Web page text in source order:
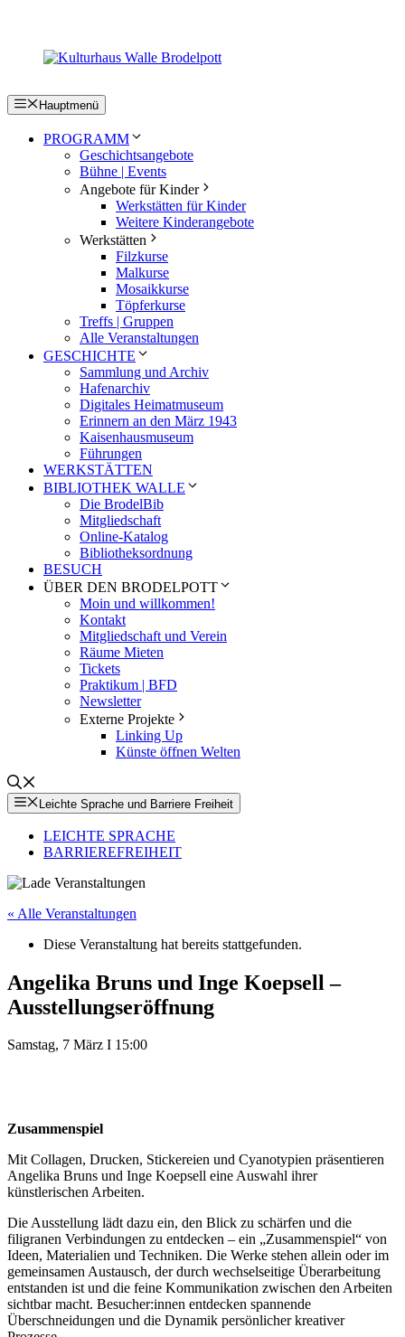
springen
Hauptmenü
PROGRAMM
Geschichtsangebote
Bühne | Events
Angebote für Kinder
Werkstätten für Kinder
Weitere Kinderangebote
Werkstätten
Filzkurse
Malkurse
Mosaikkurse
Töpferkurse
Treffs | Gruppen
Alle Veranstaltungen
GESCHICHTE
Sammlung und Archiv
Hafenarchiv
Digitales Heimatmuseum
Erinnern an den März 1943
Kaisenhausmuseum
Führungen
WERKSTÄTTEN
BIBLIOTHEK WALLE
Die BrodelBib
Mitgliedschaft
Online-Katalog
Bibliotheksordnung
BESUCH
ÜBER DEN BRODELPOTT
Moin und willkommen!
Kontakt
Mitgliedschaft und Verein
Räume Mieten
Tickets
Praktikum | BFD
Newsletter
Externe Projekte
Linking Up
Künste öffnen Welten
Leichte Sprache und Barriere Freiheit
LEICHTE SPRACHE
BARRIEREFREIHEIT
« Alle Veranstaltungen
Diese Veranstaltung hat bereits stattgefunden.
Angelika Bruns und Inge Koepsell –
Ausstellungseröffnung
Samstag, 7 März I 15:00
Zusammenspiel
Mit Collagen, Drucken, Stickereien und Cyanotypien präsentieren
Angelika Bruns und Inge Koepsell eine Auswahl ihrer
künstlerischen Arbeiten.
Die Ausstellung lädt dazu ein, den Blick zu schärfen und die
filigranen Verbindungen zu entdecken – ein „Zusammenspiel“ von
Ideen, Materialien und Techniken. Die Werke stehen allein oder im
gemeinsamen Austausch, der durch wechselseitige Überarbeitung
entstanden ist und die feine Kommunikation zwischen den Arbeiten
sichtbar macht. Besucher:innen entdecken spannende
Überschneidungen und die Dynamik persönlicher kreativer